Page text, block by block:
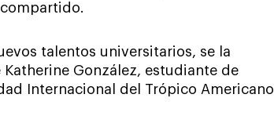
talentos universitarios, se la
González, estudiante de
Internacional del Trópico Americano